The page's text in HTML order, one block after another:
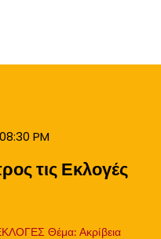
PM
τις Εκλογές
Θέμα: Ακρίβεια